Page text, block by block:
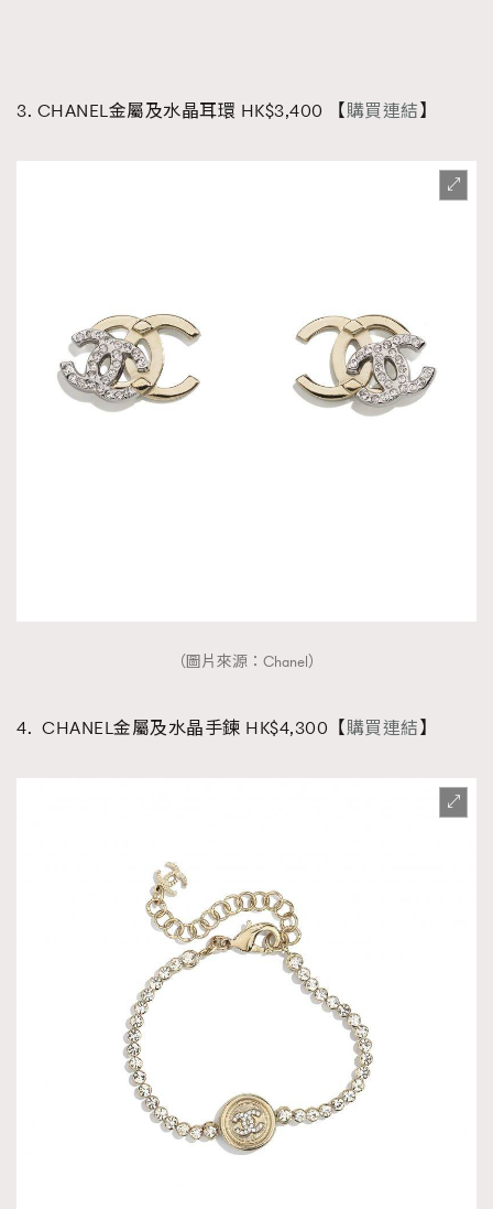
3. CHANEL金屬及水晶耳環 HK$3,400 【購買連結】
（圖片來源：Chanel）
4. CHANEL金屬及水晶手鍊 HK$4,300【購買連結】